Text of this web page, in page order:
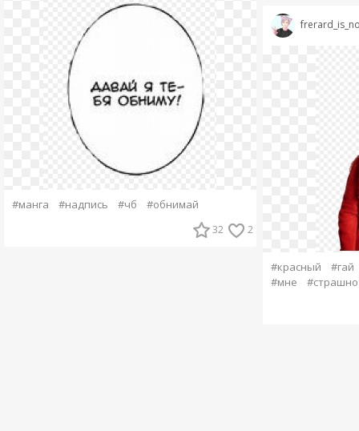
#манга #надпись #чб #обнимай
32 2
#красный
#гай
#мне
#страшно